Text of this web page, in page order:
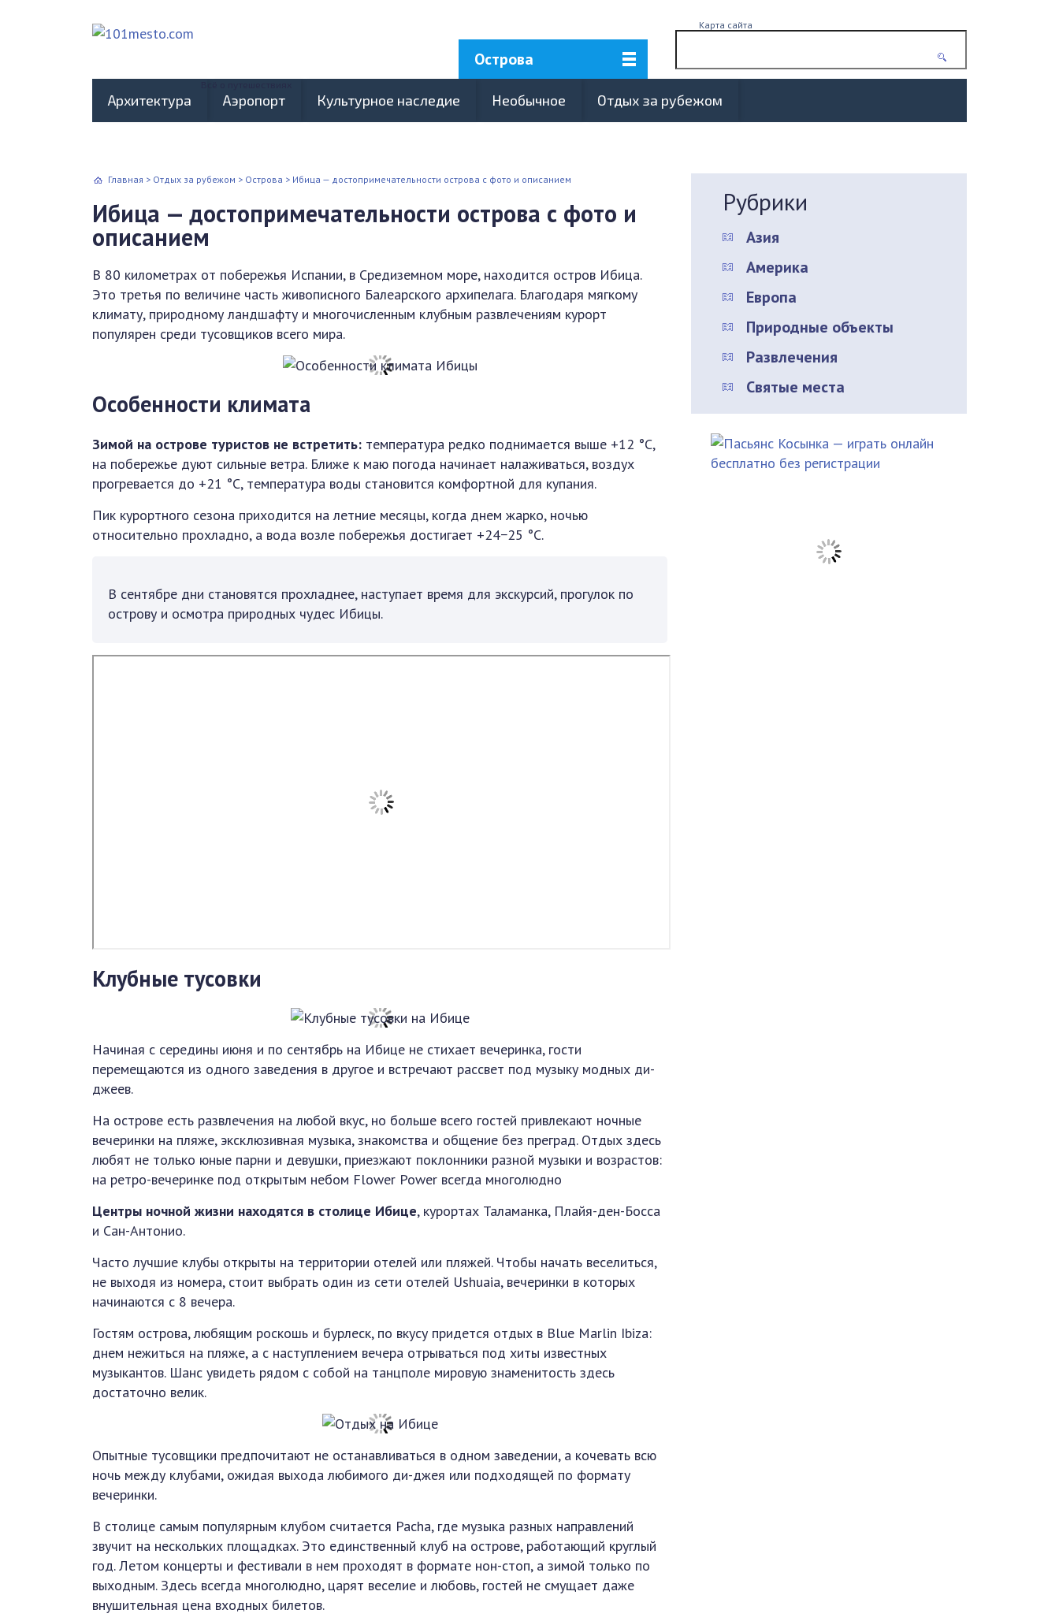
Острова
Карта сайта
Архитектура Аэропорт Культурное наследие Необычное Отдых за рубежом
Главная > Отдых за рубежом > Острова > Ибица — достопримечательности острова с фото и описанием
Ибица — достопримечательности острова с фото и
описанием
В 80 километрах от побережья Испании, в Средиземном море, находится остров Ибица.
Это третья по величине часть живописного Балеарского архипелага. Благодаря мягкому
климату, природному ландшафту и многочисленным клубным развлечениям курорт
популярен среди тусовщиков всего мира.
Особенности климата
Зимой на острове туристов не встретить: температура редко поднимается выше +12 °C,
на побережье дуют сильные ветра. Ближе к маю погода начинает налаживаться, воздух
прогревается до +21 °C, температура воды становится комфортной для купания.
Пик курортного сезона приходится на летние месяцы, когда днем жарко, ночью
относительно прохладно, а вода возле побережья достигает +24−25 °C.
В сентябре дни становятся прохладнее, наступает время для экскурсий, прогулок по
острову и осмотра природных чудес Ибицы.
Клубные тусовки
Начиная с середины июня и по сентябрь на Ибице не стихает вечеринка, гости
перемещаются из одного заведения в другое и встречают рассвет под музыку модных ди-
джеев.
На острове есть развлечения на любой вкус, но больше всего гостей привлекают ночные
вечеринки на пляже, эксклюзивная музыка, знакомства и общение без преград. Отдых здесь
любят не только юные парни и девушки, приезжают поклонники разной музыки и возрастов:
на ретро-вечеринке под открытым небом Flower Power всегда многолюдно
Центры ночной жизни находятся в столице Ибице, курортах Таламанка, Плайя-ден-Босса
и Сан-Антонио.
Часто лучшие клубы открыты на территории отелей или пляжей. Чтобы начать веселиться,
не выходя из номера, стоит выбрать один из сети отелей Ushuaia, вечеринки в которых
начинаются с 8 вечера.
Гостям острова, любящим роскошь и бурлеск, по вкусу придется отдых в Blue Marlin Ibiza:
днем нежиться на пляже, а с наступлением вечера отрываться под хиты известных
музыкантов. Шанс увидеть рядом с собой на танцполе мировую знаменитость здесь
достаточно велик.
Опытные тусовщики предпочитают не останавливаться в одном заведении, а кочевать всю
ночь между клубами, ожидая выхода любимого ди-джея или подходящей по формату
вечеринки.
В столице самым популярным клубом считается Pacha, где музыка разных направлений
звучит на нескольких площадках. Это единственный клуб на острове, работающий круглый
год. Летом концерты и фестивали в нем проходят в формате нон-стоп, а зимой только по
выходным. Здесь всегда многолюдно, царят веселие и любовь, гостей не смущает даже
внушительная цена входных билетов.
Рубрики
Азия
Америка
Европа
Природные объекты
Развлечения
Святые места